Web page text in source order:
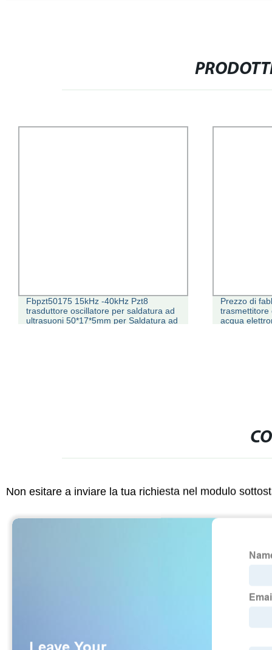
Fbpzt50175 15kHz -40kHz Pzt8
trasduttore oscillatore per saldatura ad
ultrasuoni 50*17*5mm per Saldatura ad
Prezzo di
trasmettitore
acqua
Non esitare a inviare la tua richiesta nel modulo